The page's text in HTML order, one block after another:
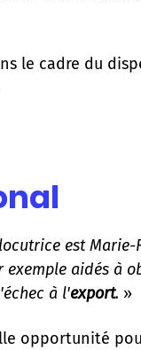
le cadre du
est Marie-
exemple aidés à
à l'export. »
opportunité